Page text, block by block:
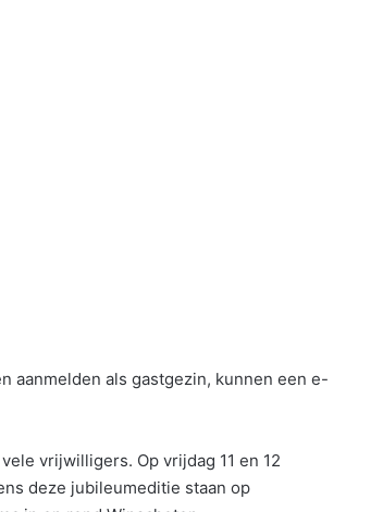
aanmelden als gastgezin, kunnen een e-
vrijwilligers. Op vrijdag 11 en 12
deze jubileumeditie staan op